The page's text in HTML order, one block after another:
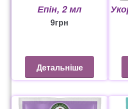
Епін, 2 мл
9грн
Детальніше